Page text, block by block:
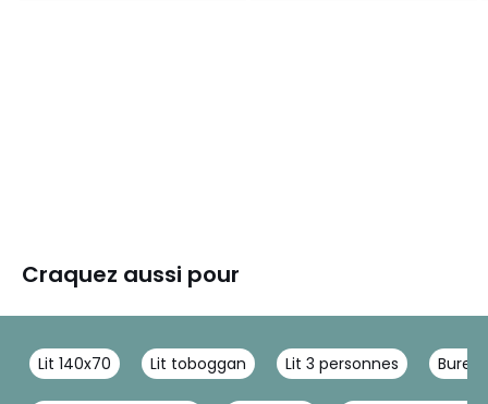
Craquez aussi pour
Lit 140x70 Lit toboggan Lit 3 personnes